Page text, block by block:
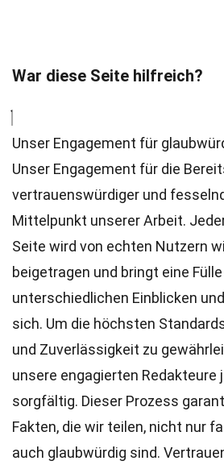
War diese Seite hilfreich?
Unser Engagement für
Unser Engagement für die
vertrauenswürdiger und
Mittelpunkt unserer Arbeit.
Seite wird von echten Nutzern
beigetragen und bringt eine
unterschiedlichen Einblicken
sich. Um die höchsten
und Zuverlässigkeit zu
unsere engagierten Redakteure
sorgfältig. Dieser Prozess
Fakten, die wir teilen, nicht nur
auch glaubwürdig sind.